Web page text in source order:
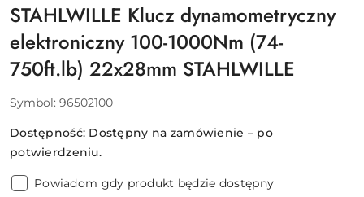
STAHLWILLE Klucz dynamometryczny
elektroniczny 100-1000Nm (74-
750ft.lb) 22x28mm STAHLWILLE
Symbol: 96502100
Dostępność: Dostępny na zamówienie – po
potwierdzeniu.
Powiadom gdy produkt będzie dostępny